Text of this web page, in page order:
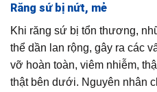
Răng sứ bị nứt, mẻ
Khi răng sứ bị tổn thương,
thể dần lan rộng, gây ra các
vỡ hoàn toàn, viêm nhiễm,
thật bên dưới. Nguyên nhân